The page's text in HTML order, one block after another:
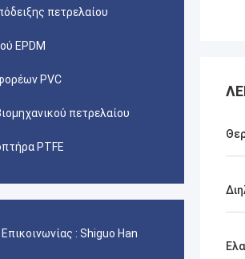
πετρελαίου
EPDM
PVC
πετρελαίου
PTFE
: Shiguo Han